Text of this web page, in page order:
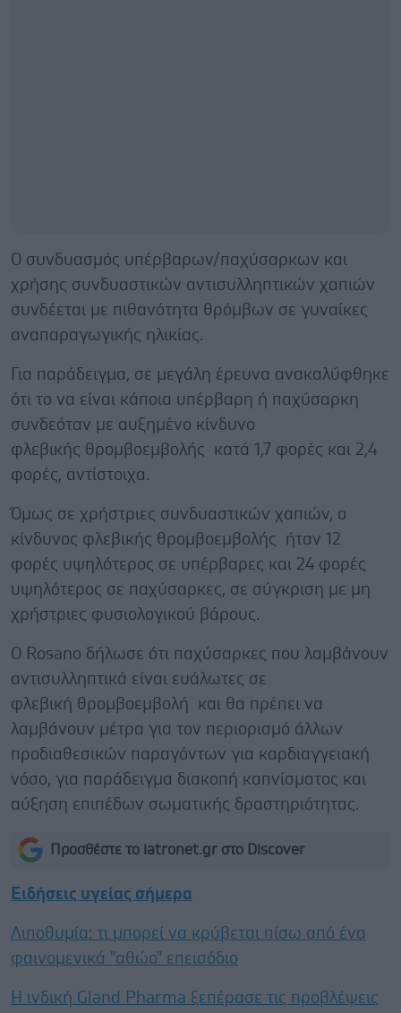
Ο συνδυασμός υπέρβαρων/παχύσαρκων και
χρήσης συνδυαστικών αντισυλληπτικών χαπιών
συνδέεται με πιθανότητα θρόμβων σε γυναίκες
αναπαραγωγικής ηλικίας.
Για παράδειγμα, σε μεγάλη έρευνα ανακαλύφθηκε
ότι το να είναι κάποια υπέρβαρη ή παχύσαρκη
συνδεόταν με αυξημένο κίνδυνο
φλεβικής θρομβοεμβολής κατά 1,7 φορές και 2,4
φορές, αντίστοιχα.
Όμως σε χρήστριες συνδυαστικών χαπιών, ο
κίνδυνος φλεβικής θρομβοεμβολής ήταν 12
φορές υψηλότερος σε υπέρβαρες και 24 φορές
υψηλότερος σε παχύσαρκες, σε σύγκριση με μη
χρήστριες φυσιολογικού βάρους.
Ο Rosano δήλωσε ότι παχύσαρκες που λαμβάνουν
αντισυλληπτικά είναι ευάλωτες σε
φλεβική θρομβοεμβολή και θα πρέπει να
λαμβάνουν μέτρα για τον περιορισμό άλλων
προδιαθεσικών παραγόντων για καρδιαγγειακή
νόσο, για παράδειγμα διακοπή καπνίσματος και
αύξηση επιπέδων σωματικής δραστηριότητας.
Προσθέστε το iatronet.gr στο Discover
Ειδήσεις υγείας σήμερα
Λιποθυμία: τι μπορεί να κρύβεται πίσω από ένα
φαινομενικά "αθώο" επεισόδιο
Η ινδική Gland Pharma ξεπέρασε τις προβλέψεις